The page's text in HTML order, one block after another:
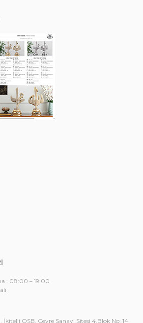
: 08:00 – 19:00
OSB, Çevre Sanayi Sitesi 4.Blok No: 14